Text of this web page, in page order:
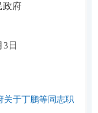
政府
3日
关于丁鹏等同志职